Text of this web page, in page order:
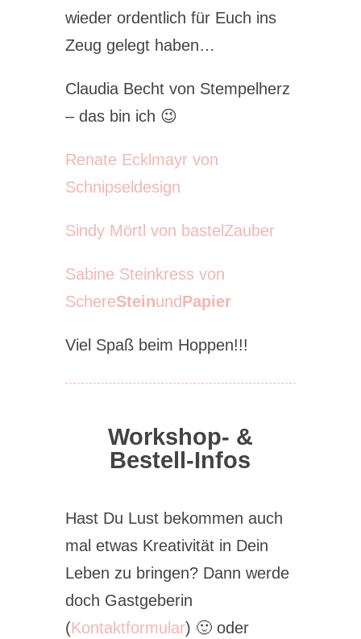
wieder ordentlich für Euch ins
Zeug gelegt haben…
Claudia Becht von Stempelherz
– das bin ich 😉
Renate Ecklmayr von
Schnipseldesign
Sindy Mörtl von bastelZauber
Sabine Steinkress von
SchereSteinundPapier
Viel Spaß beim Hoppen!!!
Workshop- &
Bestell-Infos
Hast Du Lust bekommen auch
mal etwas Kreativität in Dein
Leben zu bringen? Dann werde
doch Gastgeberin
(Kontaktformular) 🙂 oder